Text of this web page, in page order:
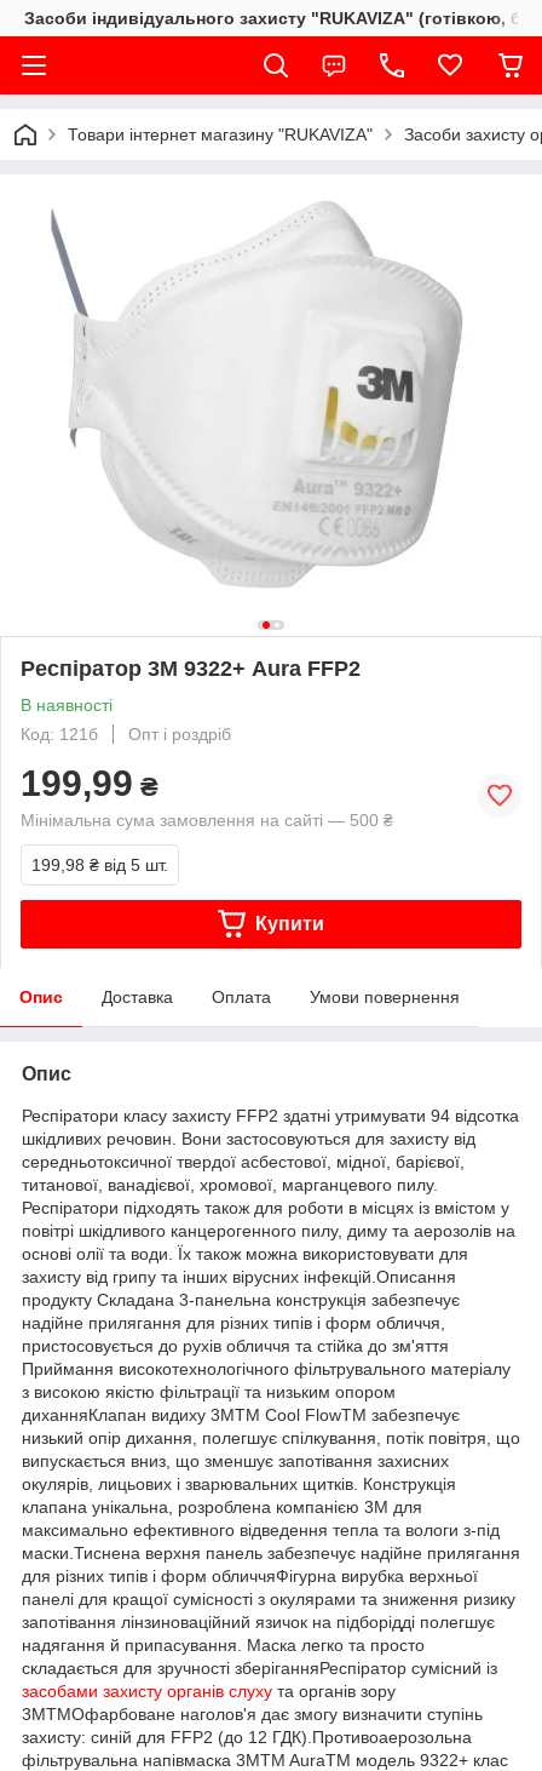
Засоби індивідуального захисту "RUKAVIZA" (готівкою,
Товари інтернет магазину "RUKAVIZA" Засоби захисту
Респіратор 3М 9322+ Aura FFP2
В наявності
Код: 121б
Опт і роздріб
199,99 ₴
Мінімальна сума замовлення на сайті — 500 ₴
199,98 ₴ від 5 шт.
Купити
Опис Доставка Оплата Умови повернення
Опис
Респіратори класу захисту FFP2 здатні утримувати 94 відсотка
шкідливих речовин. Вони застосовуються для захисту від
середньотоксичної твердої асбестової, мідної, барієвої,
титанової, ванадієвої, хромової, марганцевого пилу.
Респіратори підходять також для роботи в місцях із вмістом у
повітрі шкідливого канцерогенного пилу, диму та аерозолів на
основі олії та води. Їх також можна використовувати для
захисту від грипу та інших вірусних інфекцій.Описання
продукту Складана 3-панельна конструкція забезпечує
надійне прилягання для різних типів і форм обличчя,
пристосовується до рухів обличчя та стійка до зм'яття
Приймання високотехнологічного фільтрувального матеріалу
з високою якістю фільтрації та низьким опором
диханняКлапан видиху 3MTM Cool FlowTM забезпечує
низький опір дихання, полегшує спілкування, потік повітря, що
випускається вниз, що зменшує запотівання захисних
окулярів, лицьових і зварювальних щитків. Конструкція
клапана унікальна, розроблена компанією 3М для
максимально ефективного відведення тепла та вологи з-під
маски.Тиснена верхня панель забезпечує надійне прилягання
для різних типів і форм обличчяФігурна вирубка верхньої
панелі для кращої сумісності з окулярами та зниження ризику
запотівання лінзиноваційний язичок на підборідді полегшує
надягання й припасування. Маска легко та просто
складається для зручності зберіганняРеспіратор сумісний із
засобами захисту органів слуху та органів зору
3МTMОфарбоване наголов'я дає змогу визначити ступінь
захисту: синій для FFP2 (до 12 ГДК).Противоаерозольна
фільтрувальна напівмаска 3MTM AuraTM модель 9322+ клас